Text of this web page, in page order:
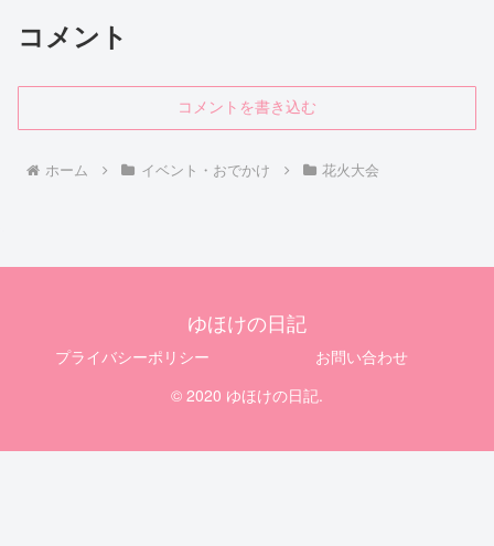
コメント
コメントを書き込む
ホーム イベント・おでかけ 花火大会
ゆほけの日記
プライバシーポリシー
お問い合わせ
© 2020 ゆほけの日記.